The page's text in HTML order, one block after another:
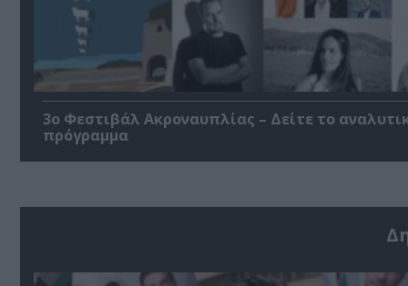
3ο Φεστιβάλ Ακροναυπλίας – Δείτε το
πρόγραμμα